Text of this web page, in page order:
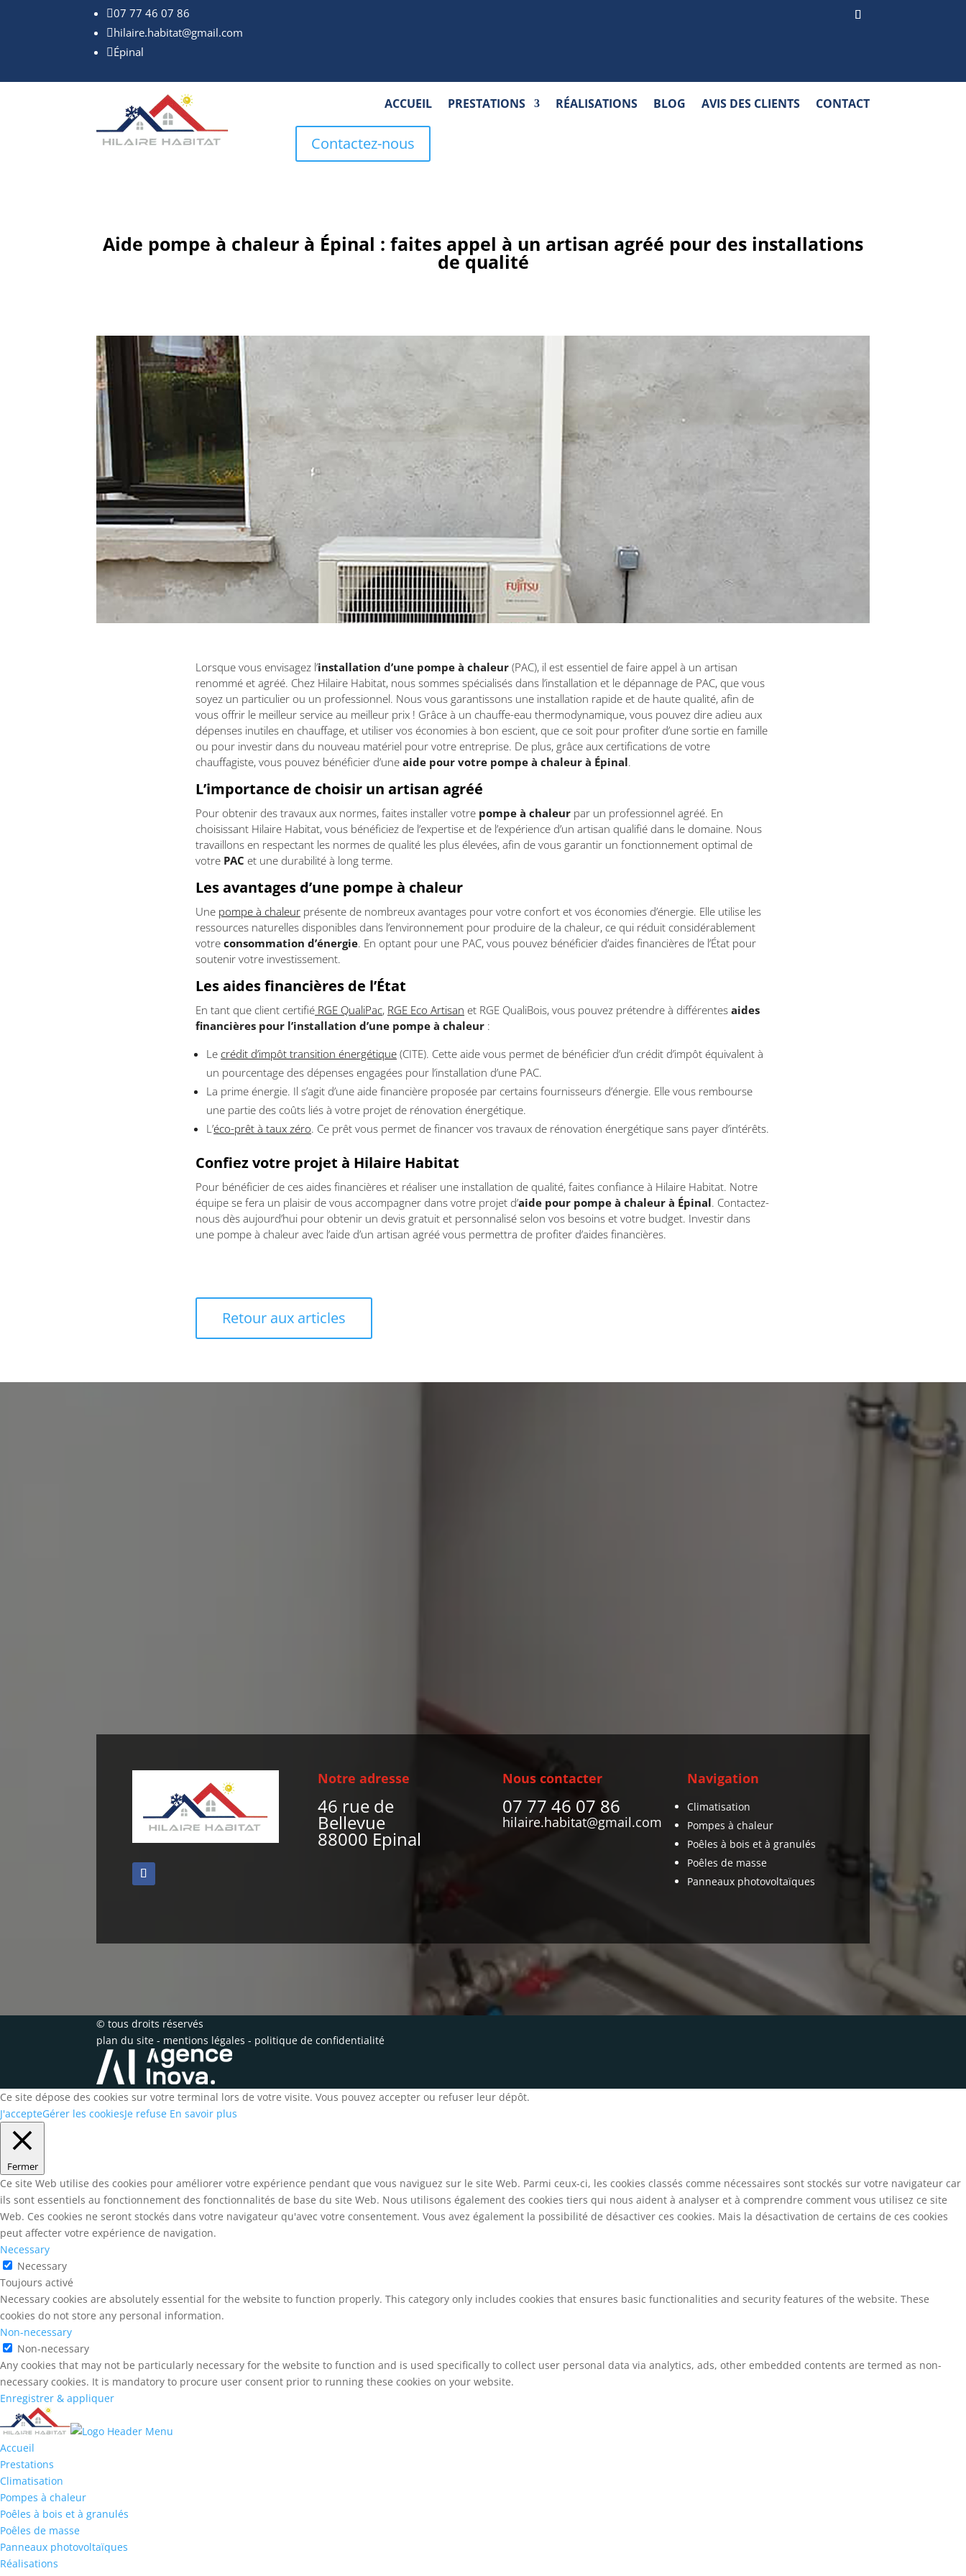
07 77 46 07 86
hilaire.habitat@gmail.com
Épinal
ACCUEIL PRESTATIONS RÉALISATIONS BLOG AVIS DES CLIENTS CONTACT
Contactez-nous
Aide pompe à chaleur à Épinal : faites appel à un artisan agréé pour des installations
de qualité
Lorsque vous envisagez l’installation d’une pompe à chaleur (PAC), il est essentiel de faire appel à un artisan
renommé et agréé. Chez Hilaire Habitat, nous sommes spécialisés dans l’installation et le dépannage de PAC, que vous
soyez un particulier ou un professionnel. Nous vous garantissons une installation rapide et de haute qualité, afin de
vous offrir le meilleur service au meilleur prix ! Grâce à un chauffe-eau thermodynamique, vous pouvez dire adieu aux
dépenses inutiles en chauffage, et utiliser vos économies à bon escient, que ce soit pour profiter d’une sortie en famille
ou pour investir dans du nouveau matériel pour votre entreprise. De plus, grâce aux certifications de votre
chauffagiste, vous pouvez bénéficier d’une aide pour votre pompe à chaleur à Épinal.
L’importance de choisir un artisan agréé
Pour obtenir des travaux aux normes, faites installer votre pompe à chaleur par un professionnel agréé. En
choisissant Hilaire Habitat, vous bénéficiez de l’expertise et de l’expérience d’un artisan qualifié dans le domaine. Nous
travaillons en respectant les normes de qualité les plus élevées, afin de vous garantir un fonctionnement optimal de
votre PAC et une durabilité à long terme.
Les avantages d’une pompe à chaleur
Une pompe à chaleur présente de nombreux avantages pour votre confort et vos économies d’énergie. Elle utilise les
ressources naturelles disponibles dans l’environnement pour produire de la chaleur, ce qui réduit considérablement
votre consommation d’énergie. En optant pour une PAC, vous pouvez bénéficier d’aides financières de l’État pour
soutenir votre investissement.
Les aides financières de l’État
En tant que client certifié RGE QualiPac, RGE Eco Artisan et RGE QualiBois, vous pouvez prétendre à différentes aides
financières pour l’installation d’une pompe à chaleur :
Le crédit d’impôt transition énergétique (CITE). Cette aide vous permet de bénéficier d’un crédit d’impôt équivalent à
un pourcentage des dépenses engagées pour l’installation d’une PAC.
La prime énergie. Il s’agit d’une aide financière proposée par certains fournisseurs d’énergie. Elle vous rembourse
une partie des coûts liés à votre projet de rénovation énergétique.
L’éco-prêt à taux zéro. Ce prêt vous permet de financer vos travaux de rénovation énergétique sans payer d’intérêts.
Confiez votre projet à Hilaire Habitat
Pour bénéficier de ces aides financières et réaliser une installation de qualité, faites confiance à Hilaire Habitat. Notre
équipe se fera un plaisir de vous accompagner dans votre projet d’aide pour pompe à chaleur à Épinal. Contactez-
nous dès aujourd’hui pour obtenir un devis gratuit et personnalisé selon vos besoins et votre budget. Investir dans
une pompe à chaleur avec l’aide d’un artisan agréé vous permettra de profiter d’aides financières.
Retour aux articles
Notre adresse
46 rue de
Bellevue
88000 Epinal
Nous contacter
07 77 46 07 86
hilaire.habitat@gmail.com
Navigation
Climatisation
Pompes à chaleur
Poêles à bois et à granulés
Poêles de masse
Panneaux photovoltaïques
© tous droits réservés
plan du site - mentions légales- politique de confidentialité
Ce site dépose des cookies sur votre terminal lors de votre visite. Vous pouvez accepter ou refuser leur dépôt.
J'accepteGérer les cookiesJe refuse En savoir plus
Fermer
Ce site Web utilise des cookies pour améliorer votre expérience pendant que vous naviguez sur le site Web. Parmi ceux-ci, les cookies classés comme nécessaires sont stockés sur votre navigateur car
ils sont essentiels au fonctionnement des fonctionnalités de base du site Web. Nous utilisons également des cookies tiers qui nous aident à analyser et à comprendre comment vous utilisez ce site
Web. Ces cookies ne seront stockés dans votre navigateur qu'avec votre consentement. Vous avez également la possibilité de désactiver ces cookies. Mais la désactivation de certains de ces cookies
peut affecter votre expérience de navigation.
Necessary
Necessary
Toujours activé
Necessary cookies are absolutely essential for the website to function properly. This category only includes cookies that ensures basic functionalities and security features of the website. These
cookies do not store any personal information.
Non-necessary
Non-necessary
Any cookies that may not be particularly necessary for the website to function and is used specifically to collect user personal data via analytics, ads, other embedded contents are termed as non-
necessary cookies. It is mandatory to procure user consent prior to running these cookies on your website.
Enregistrer & appliquer
Accueil
Prestations
Climatisation
Pompes à chaleur
Poêles à bois et à granulés
Poêles de masse
Panneaux photovoltaïques
Réalisations